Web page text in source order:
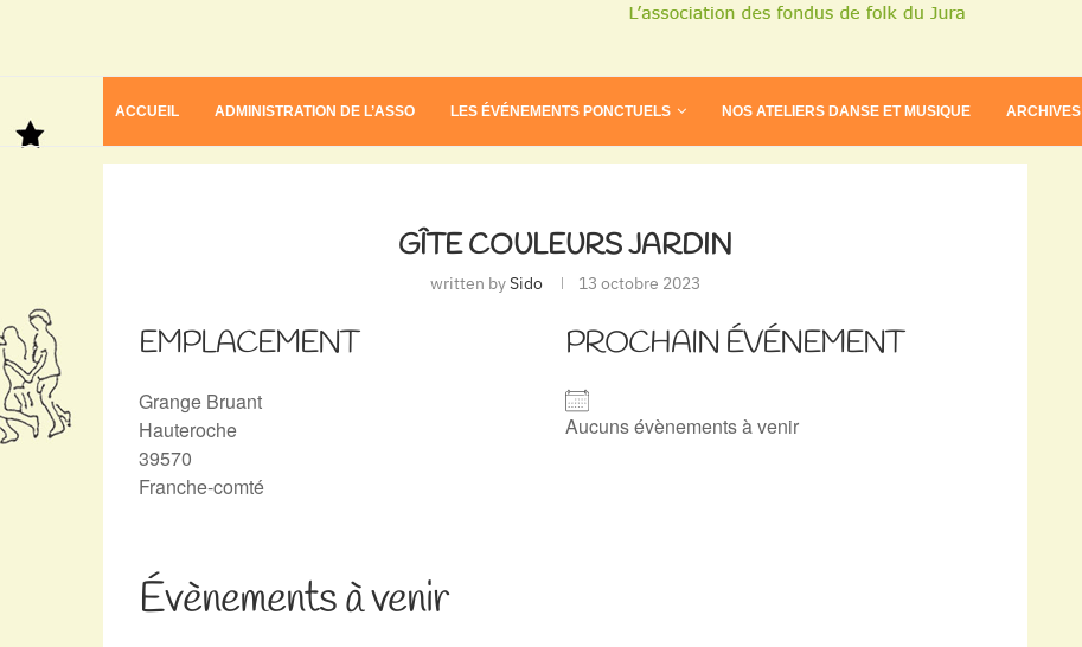
ACCUEIL ADMINISTRATION DE L’ASSO LES ÉVÉNEMENTS PONCTUELS NOS ATELIERS DANSE ET MUSIQUE ARCHIVES
GÎTE COULEURS JARDIN
written bySido 13 octobre 2023
EMPLACEMENT
Grange Bruant
Hauteroche
39570
Franche-comté
PROCHAIN ÉVÉNEMENT
Aucuns évènements à venir
Évènements à venir